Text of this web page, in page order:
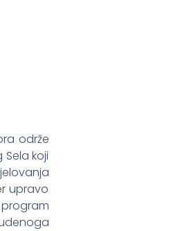
održe
koji
upravo